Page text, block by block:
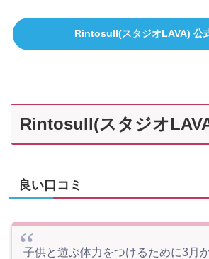
Rintosull(スタジオLAVA) 公
Rintosull(スタジオ
良い口コミ
子供と遊ぶ体力をつけるために3月